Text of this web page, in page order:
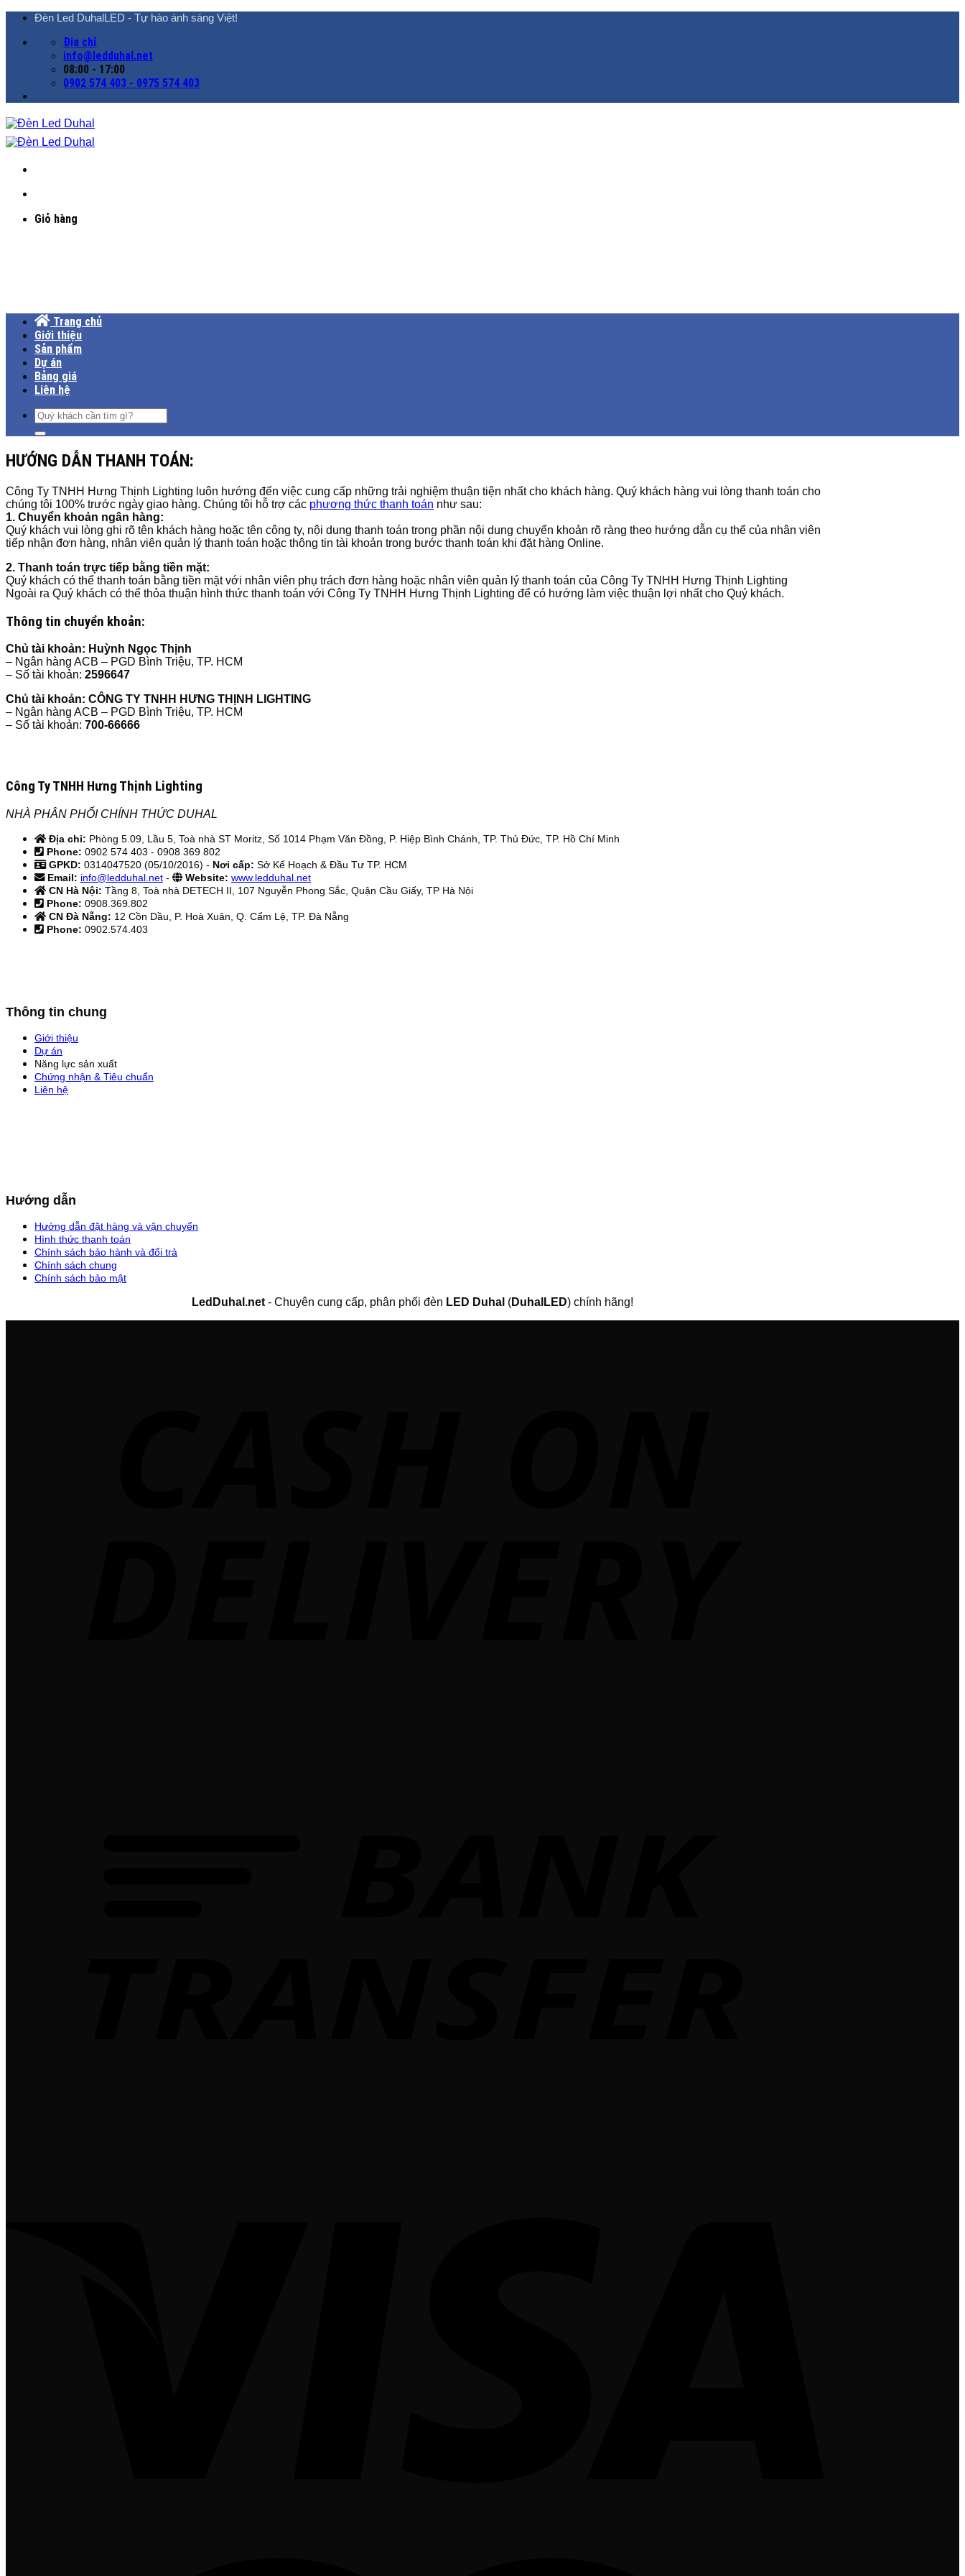
ChuyểnĐèn Led DuhalLED - Tự hào ánh sáng Việt!
Địa chỉ
info@ledduhal.net
08:00 - 17:00
0902 574 403 - 0975 574 403
Giỏ hàng
Trang chủ
Giới thiệu
Sản phẩm
Dự án
Bảng giá
Liên hệ
Tìm
kiếm:
HƯỚNG DẪN THANH TOÁN:
Công Ty TNHH Hưng Thịnh Lighting luôn hướng đến việc cung cấp những trải nghiệm thuận tiện nhất cho khách hàng. Quý khách hàng vui lòng thanh toán cho
chúng tôi 100% trước ngày giao hàng. Chúng tôi hỗ trợ các phương thức thanh toán như sau:
1. Chuyển khoản ngân hàng:
Quý khách vui lòng ghi rõ tên khách hàng hoặc tên công ty, nội dung thanh toán trong phần nội dung chuyển khoản rõ ràng theo hướng dẫn cụ thể của nhân viên
tiếp nhận đơn hàng, nhân viên quản lý thanh toán hoặc thông tin tài khoản trong bước thanh toán khi đặt hàng Online.
2. Thanh toán trực tiếp bằng tiền mặt:
Quý khách có thể thanh toán bằng tiền mặt với nhân viên phụ trách đơn hàng hoặc nhân viên quản lý thanh toán của Công Ty TNHH Hưng Thịnh Lighting
Ngoài ra Quý khách có thể thỏa thuận hình thức thanh toán với Công Ty TNHH Hưng Thịnh Lighting để có hướng làm việc thuận lợi nhất cho Quý khách.
Thông tin chuyển khoản:
Chủ tài khoản: Huỳnh Ngọc Thịnh
– Ngân hàng ACB – PGD Bình Triệu, TP. HCM
– Số tài khoản: 2596647
Chủ tài khoản: CÔNG TY TNHH HƯNG THỊNH LIGHTING
– Ngân hàng ACB – PGD Bình Triệu, TP. HCM
– Số tài khoản: 700-66666
Công Ty TNHH Hưng Thịnh Lighting
NHÀ PHÂN PHỐI CHÍNH THỨC DUHAL
Địa chỉ: Phòng 5.09, Lầu 5, Toà nhà ST Moritz, Số 1014 Phạm Văn Đồng, P. Hiệp Bình Chánh, TP. Thủ Đức, TP. Hồ Chí Minh
Phone: 0902 574 403 - 0908 369 802
GPKD: 0314047520 (05/10/2016) - Nơi cấp: Sở Kế Hoạch & Đầu Tư TP. HCM
Email: info@ledduhal.net - Website: www.ledduhal.net
CN Hà Nội: Tầng 8, Toà nhà DETECH II, 107 Nguyễn Phong Sắc, Quận Cầu Giấy, TP Hà Nội
Phone: 0908.369.802
CN Đà Nẵng: 12 Cồn Dầu, P. Hoà Xuân, Q. Cẩm Lệ, TP. Đà Nẵng
Phone: 0902.574.403
Thông tin chung
Giới thiệu
Dự án
Năng lực sản xuất
Chứng nhận & Tiêu chuẩn
Liên hệ
Hướng dẫn
Hướng dẫn đặt hàng và vận chuyển
Hình thức thanh toán
Chính sách bảo hành và đổi trả
Chính sách chung
Chính sách bảo mật
LedDuhal.net- Chuyên cung cấp, phân phối đèn LED Duhal (DuhalLED) chính hãng!